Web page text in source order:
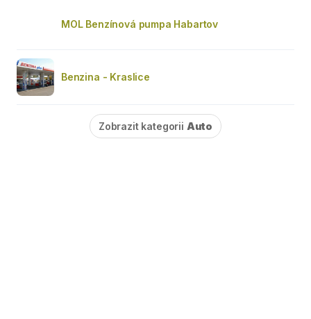
MOL Benzínová pumpa Habartov
Benzina - Kraslice
Zobrazit kategorii Auto